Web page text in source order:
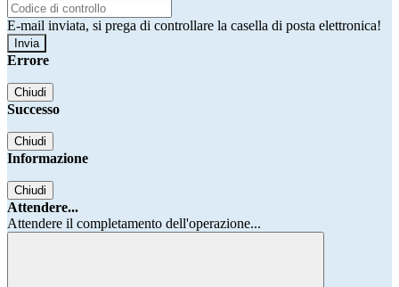
E-mail inviata, si prega di controllare la casella di posta elettronica!
Errore
Chiudi
Successo
Chiudi
Informazione
Chiudi
Attendere...
Attendere il completamento dell'operazione...